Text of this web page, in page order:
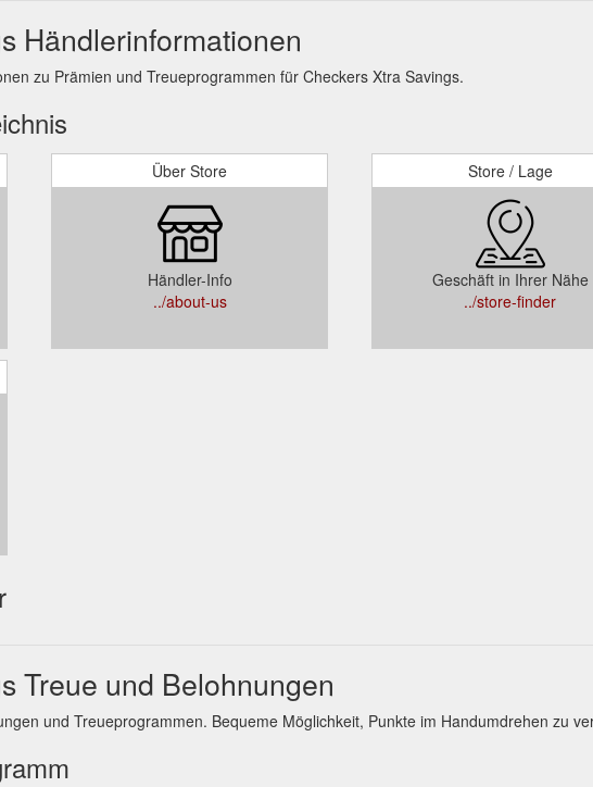
Händlerinformationen
zu Prämien und Treueprogrammen für Checkers Xtra Savings.
Über Store
Händler-Info
../about-us
Store / Lage
Geschäft in Ihrer Nähe
../store-finder
Treue und Belohnungen
und Treueprogrammen. Bequeme Möglichkeit, Punkte im Handumdrehen zu